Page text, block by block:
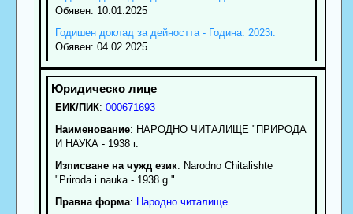
Обявен: 10.01.2025
Годишен доклад за дейността - Година: 2023г.
Обявен: 04.02.2025
ЕИК/ПИК: 000671693
Наименование: НАРОДНО ЧИТАЛИЩЕ "ПРИРОДА
И НАУКА - 1938 г.
Изписване на чужд език: Narodno Chitаlishte
"Priroda i nauka - 1938 g."
Правна форма: Народно читалище